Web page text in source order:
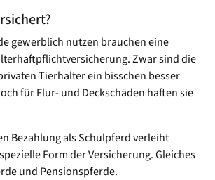
gewerblich nutzen brauchen eine
Zwar sind die
Tierhalter ein bisschen besser
für Flur- und Deckschäden haften sie
Bezahlung als Schulpferd verleiht
Form der Versicherung. Gleiches
und Pensionspferde.